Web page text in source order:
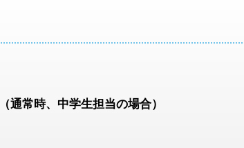
通常時、中学生担当の場合）